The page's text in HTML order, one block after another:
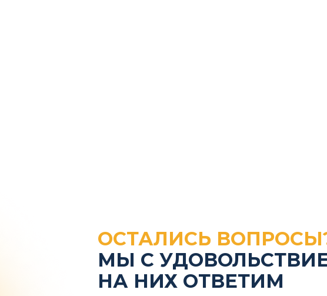
ОСТАЛИСЬ
МЫ С
НА НИХ ОТВЕТИМ